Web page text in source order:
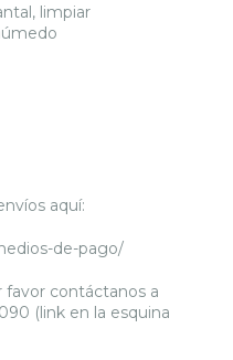
limpiar
aquí:
de-pago/
favor contáctanos a
(link en la esquina